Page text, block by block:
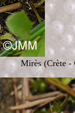
Mirès (Crète -